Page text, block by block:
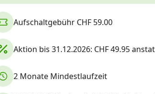
Aufschaltgebühr CHF 59.00
Aktion bis 31.12.2026: CHF 49.95
2 Monate Mindestlaufzeit